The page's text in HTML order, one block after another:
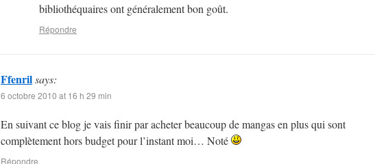
bibliothéquaires ont généralement bon goût.
Répondre
Ffenrilsays:
6 octobre 2010 at 16 h 29 min
En suivant ce blog je vais finir par acheter beaucoup de mangas en plus qui sont
complètement hors budget pour l’instant moi… Noté
Répondre